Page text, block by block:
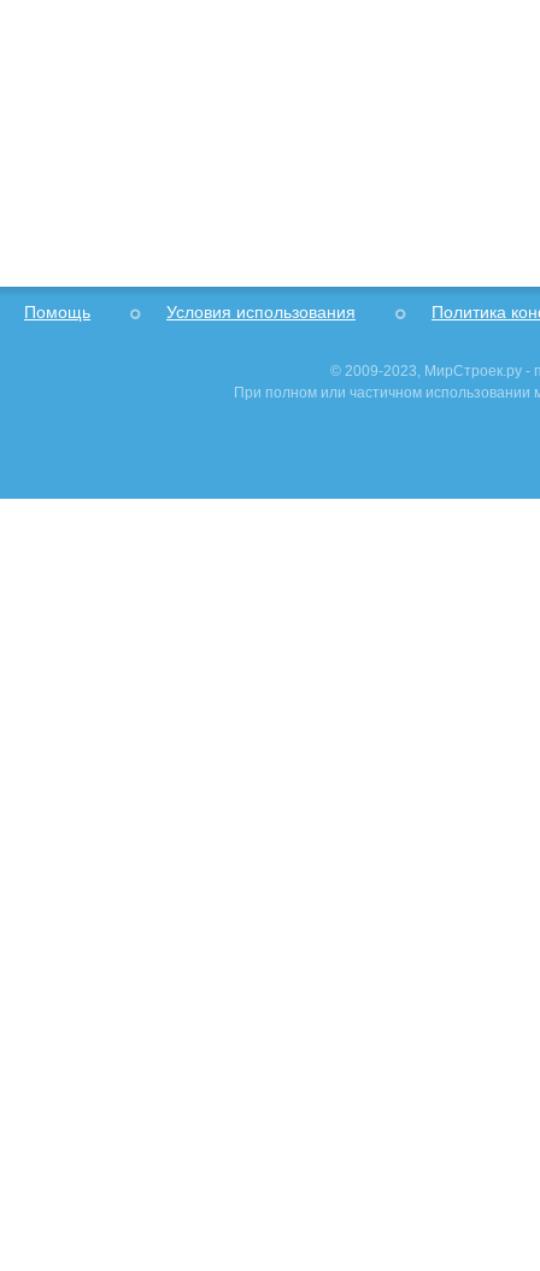
Помощь Условия использования Политика
© 2009-2023, МирСтроек.ру -
При полном или частичном использовании